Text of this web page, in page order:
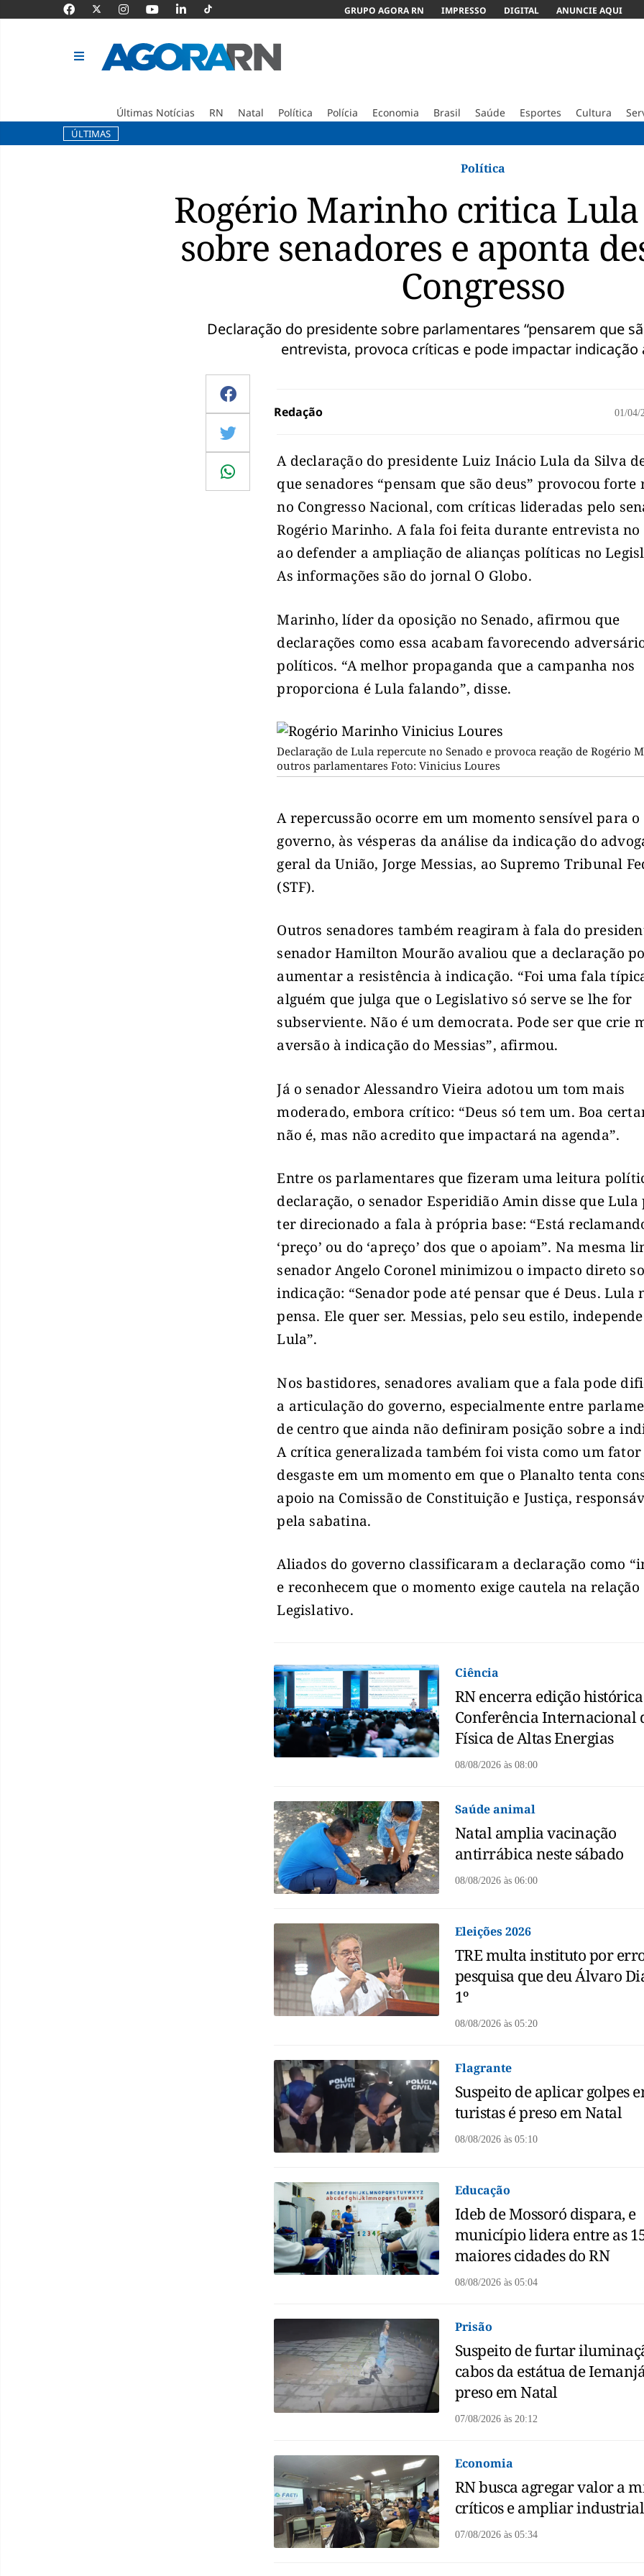
GRUPO AGORA RN IMPRESSO DIGITAL ANUNCIE AQUI
Últimas Notícias RN Natal Política Polícia Economia Brasil Saúde Esportes Cultura
ÚLTIMAS ABC
Política
Rogério Marinho critica
sobre senadores e aponta
Congresso
Declaração do presidente sobre parlamentares “pensarem que
entrevista, provoca críticas e pode impactar indicação
Redação 01/04/
A declaração do presidente Luiz Inácio Lula da Silva
que senadores “pensam que são deus” provocou forte
no Congresso Nacional, com críticas lideradas pelo
Rogério Marinho. A fala foi feita durante entrevista no
ao defender a ampliação de alianças políticas no
As informações são do jornal O Globo.
Marinho, líder da oposição no Senado, afirmou que
declarações como essa acabam favorecendo
políticos. “A melhor propaganda que a campanha nos
proporciona é Lula falando”, disse.
Declaração de Lula repercute no Senado e provoca reação de Rogério
outros parlamentares Foto: Vinicius Loures
A repercussão ocorre em um momento sensível para o
governo, às vésperas da análise da indicação do
geral da União, Jorge Messias, ao Supremo Tribunal
(STF).
Outros senadores também reagiram à fala do
senador Hamilton Mourão avaliou que a declaração
aumentar a resistência à indicação. “Foi uma fala
alguém que julga que o Legislativo só serve se lhe for
subserviente. Não é um democrata. Pode ser que crie
aversão à indicação do Messias”, afirmou.
Já o senador Alessandro Vieira adotou um tom mais
moderado, embora crítico: “Deus só tem um. Boa
não é, mas não acredito que impactará na agenda”.
Entre os parlamentares que fizeram uma leitura
declaração, o senador Esperidião Amin disse que Lula
ter direcionado a fala à própria base: “Está
‘preço’ ou do ‘apreço’ dos que o apoiam”. Na mesma
senador Angelo Coronel minimizou o impacto direto
indicação: “Senador pode até pensar que é Deus. Lula
pensa. Ele quer ser. Messias, pelo seu estilo,
Lula”.
Nos bastidores, senadores avaliam que a fala pode
a articulação do governo, especialmente entre
de centro que ainda não definiram posição sobre a
A crítica generalizada também foi vista como um fator
desgaste em um momento em que o Planalto tenta
apoio na Comissão de Constituição e Justiça,
pela sabatina.
Aliados do governo classificaram a declaração como
e reconhecem que o momento exige cautela na relação
Legislativo.
Ciência
RN encerra edição
Conferência Internacional
Física de Altas Energias
08/08/2026 às08:00
Saúde animal
Natal amplia vacinação
antirrábica neste sábado
08/08/2026 às06:00
Eleições 2026
TRE multa instituto por
pesquisa que deu Álvaro
1º
08/08/2026 às05:20
Flagrante
Suspeito de aplicar golpes
turistas é preso em Natal
08/08/2026 às05:10
Educação
Ideb de Mossoró dispara, e
município lidera entre as
maiores cidades do RN
08/08/2026 às05:04
Prisão
Suspeito de furtar
cabos da estátua de
preso em Natal
07/08/2026 às20:12
Economia
RN busca agregar valor a
críticos e ampliar
07/08/2026 às05:34